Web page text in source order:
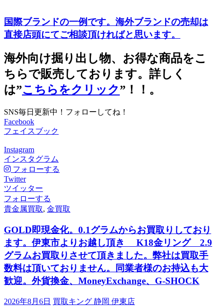
国際ブランドの一例です。海外ブランドの売却は
直接店頭にてご相談頂ければと思います。
海外向け掘り出し物、お得な商品をこ
ちらで販売しております。詳しく
は”こちらをクリック”！！。
SNS毎日更新中！フォローしてね！
Facebook
フェイスブック
Instagram
インスタグラム
フォローする
Twitter
ツイッター
フォローする
貴金属買取, 金買取
GOLD即現金化。0.1グラムからお買取りしており
ます。伊東市よりお越し頂き K18金リング 2.9
グラムお買取りさせて頂きました。弊社は買取手
数料は頂いておりません。同業者様のお持込も大
歓迎。外貨換金、MoneyExchange、G-SHOCK
2026年8月6日 買取キング 静岡 伊東店